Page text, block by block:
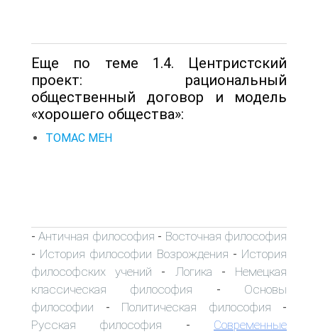
Еще по теме 1.4. Центристский
проект: рациональный
общественный договор и модель
«хорошего общества»:
ТОМАС МЕН
-Античная философия - Восточная философия
- История философии Возрождения - История
философских учений - Логика - Немецкая
классическая философия - Основы
философии - Политическая философия -
Русская философия - Современные